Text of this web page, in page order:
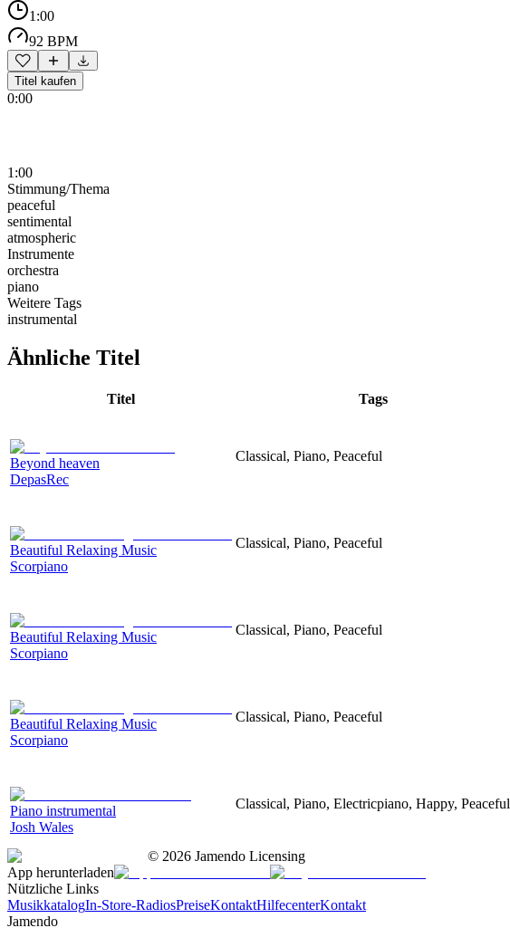
1:00
92 BPM
Titel kaufen
0:00
1:00
Stimmung/Thema
peaceful
sentimental
atmospheric
Instrumente
orchestra
piano
Weitere Tags
instrumental
Ähnliche Titel
Titel Tags
Beyond heaven
DepasRec
Classical, Piano, Peaceful
Beautiful Relaxing Music
Scorpiano
Classical, Piano, Peaceful
Beautiful Relaxing Music
Scorpiano
Classical, Piano, Peaceful
Beautiful Relaxing Music
Scorpiano
Classical, Piano, Peaceful
Piano instrumental
Josh Wales
Classical, Piano, Electricpiano, Happy, Peaceful
© 2026 Jamendo Licensing
App herunterladen
Nützliche Links
MusikkatalogIn-Store-RadiosPreiseKontaktHilfecenterKontakt
Jamendo